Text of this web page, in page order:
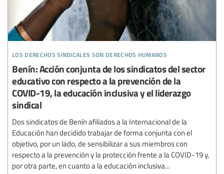
los derechos sindicales son derechos humanos
Benín: Acción conjunta de los sindicatos del sector
educativo con respecto a la prevención de la
COVID-19, la educación inclusiva y el liderazgo
sindical
Dos sindicatos de Benín afiliados a la Internacional de la
Educación han decidido trabajar de forma conjunta con el
objetivo, por un lado, de sensibilizar a sus miembros con
respecto a la prevención y la protección frente a la COVID-19 y,
por otra parte, en cuanto a la educación inclusiva...